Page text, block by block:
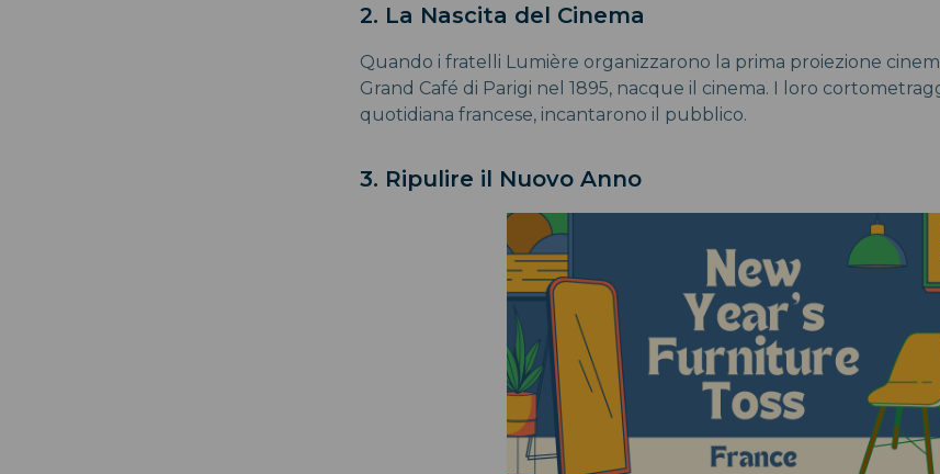
2. La Nascita del Cinema
Quando i fratelli Lumière organizzarono la prima proiezione
Grand Café di Parigi nel 1895, nacque il cinema. I loro
quotidiana francese, incantarono il pubblico.
3. Ripulire il Nuovo Anno